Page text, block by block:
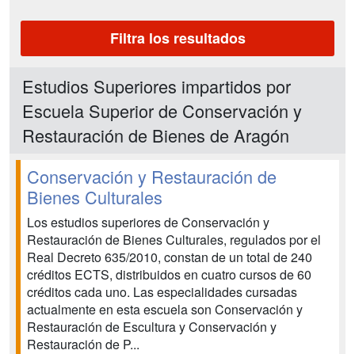
Filtra los resultados
Estudios Superiores impartidos por
Escuela Superior de Conservación y
Restauración de Bienes de Aragón
Conservación y Restauración de
Bienes Culturales
Los estudios superiores de Conservación y
Restauración de Bienes Culturales, regulados por el
Real Decreto 635/2010, constan de un total de 240
créditos ECTS, distribuidos en cuatro cursos de 60
créditos cada uno. Las especialidades cursadas
actualmente en esta escuela son Conservación y
Restauración de Escultura y Conservación y
Restauración de P...